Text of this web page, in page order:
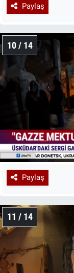
Paylaş
10 / 14
Paylaş
11 / 14